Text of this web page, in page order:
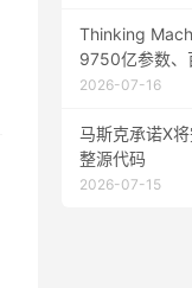
Thinking
9750亿参数、
2026-07-16
马斯克承诺X
整源代码
2026-07-15